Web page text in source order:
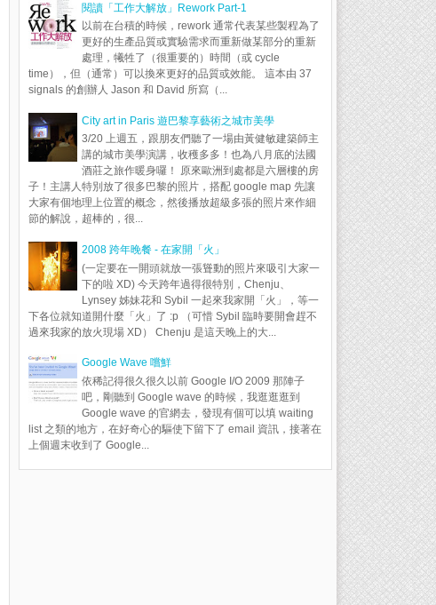
閱讀「工作大解放」Rework Part-1
以前在台積的時候，rework 通常代表某些製程為了
更好的生產品質或實驗需求而重新做某部分的重新
處理，犧牲了（很重要的）時間（或 cycle
time），但（通常）可以換來更好的品質或效能。 這本由 37
signals 的創辦人 Jason 和 David 所寫（...
City art in Paris 遊巴黎享藝術之城市美學
3/20 上週五，跟朋友們聽了一場由黃健敏建築師主
講的城市美學演講，收穫多多！也為八月底的法國
酒莊之旅作暖身囉！ 原來歐洲到處都是六層樓的房
子！主講人特別放了很多巴黎的照片，搭配 google map 先讓
大家有個地理上位置的概念，然後播放超級多張的照片來作細
節的解說，超棒的，很...
2008 跨年晚餐 - 在家開「火」
(一定要在一開頭就放一張聳動的照片來吸引大家一
下的啦 XD) 今天跨年過得很特別，Chenju、
Lynsey 姊妹花和 Sybil 一起來我家開「火」，等一
下各位就知道開什麼「火」了 :p （可惜 Sybil 臨時要開會趕不
過來我家的放火現場 XD） Chenju 是這天晚上的大...
Google Wave 嚐鮮
依稀記得很久很久以前 Google I/O 2009 那陣子
吧，剛聽到 Google wave 的時候，我逛逛逛到
Google wave 的官網去，發現有個可以填 waiting
list 之類的地方，在好奇心的驅使下留下了 email 資訊，接著在
上個週末收到了 Google...